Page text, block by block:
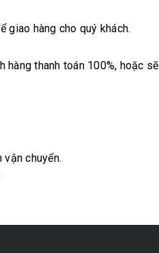
giao hàng cho quý khách.
hàng thanh toán 100%, hoặc sẽ
chuyển.